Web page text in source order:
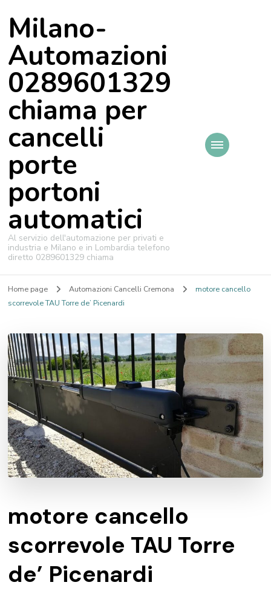
Milano-
Automazioni
0289601329
chiama per
cancelli
porte
portoni
automatici
Al servizio dell'automazione per privati e
industria e Milano e in Lombardia telefono
diretto 0289601329 chiama
Home page Automazioni Cancelli Cremona
motore cancello
scorrevole TAU Torre de’ Picenardi
motore cancello
scorrevole TAU Torre
de’ Picenardi